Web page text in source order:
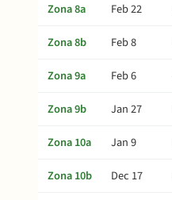
Zona 8a
Feb 22
Zona 8b
Feb 8
Zona 9a
Feb 6
Zona 9b
Jan 27
Zona 10a
Jan 9
Zona 10b
Dec 17